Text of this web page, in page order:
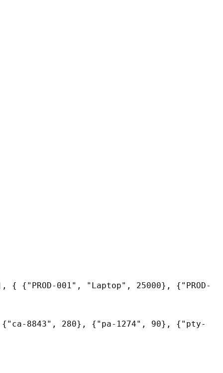
{"PROD-001", "Laptop", 25000}, {"PROD-
8843", 280}, {"pa-1274", 90}, {"pty-